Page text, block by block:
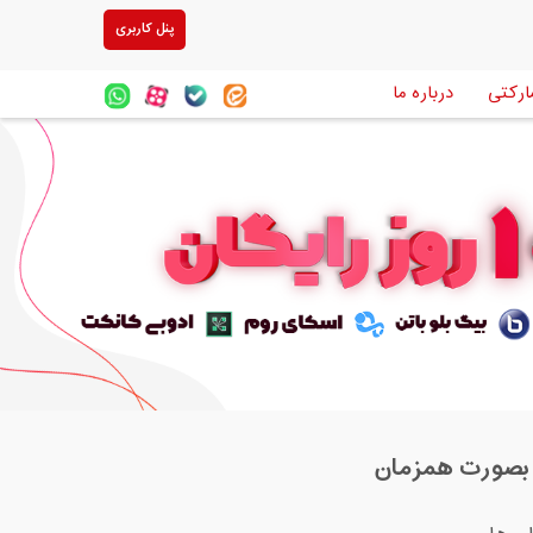
پنل کاربری
درباره ما
بصورت همزمان